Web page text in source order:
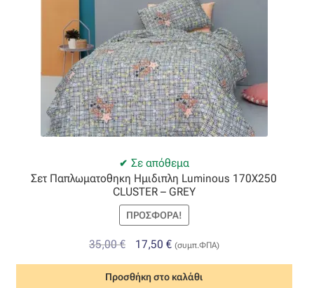
Σε απόθεμα
Σετ Παπλωματοθηκη Ημιδιπλη Luminous 170X250
CLUSTER – GREY
ΠΡΟΣΦΟΡΆ!
35,00€
Original
was:
17,50 €Η
τιμή
(συμπ.ΦΠΑ)
Προσθήκη στο καλάθι